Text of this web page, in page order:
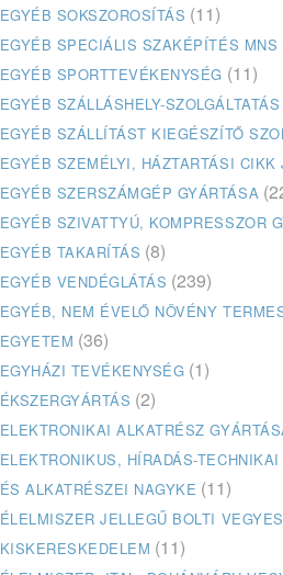
EGYÉB SOKSZOROSÍTÁS (11)
EGYÉB SPECIÁLIS SZAKÉPÍTÉS MNS
EGYÉB SPORTTEVÉKENYSÉG (11)
EGYÉB SZÁLLÁSHELY-SZOLGÁLTATÁS
EGYÉB SZÁLLÍTÁST KIEGÉSZÍTŐ
EGYÉB SZEMÉLYI, HÁZTARTÁSI CIKK
EGYÉB SZERSZÁMGÉP GYÁRTÁSA
EGYÉB SZIVATTYÚ, KOMPRESSZOR
EGYÉB TAKARÍTÁS (8)
EGYÉB VENDÉGLÁTÁS (239)
EGYÉB, NEM ÉVELŐ NÖVÉNY
EGYETEM (36)
EGYHÁZI TEVÉKENYSÉG (1)
ÉKSZERGYÁRTÁS (2)
ELEKTRONIKAI ALKATRÉSZ
ELEKTRONIKUS, HÍRADÁS-
ÉS ALKATRÉSZEI NAGYKE (11)
ÉLELMISZER JELLEGŰ BOLTI VEGYES
KISKERESKEDELEM (11)